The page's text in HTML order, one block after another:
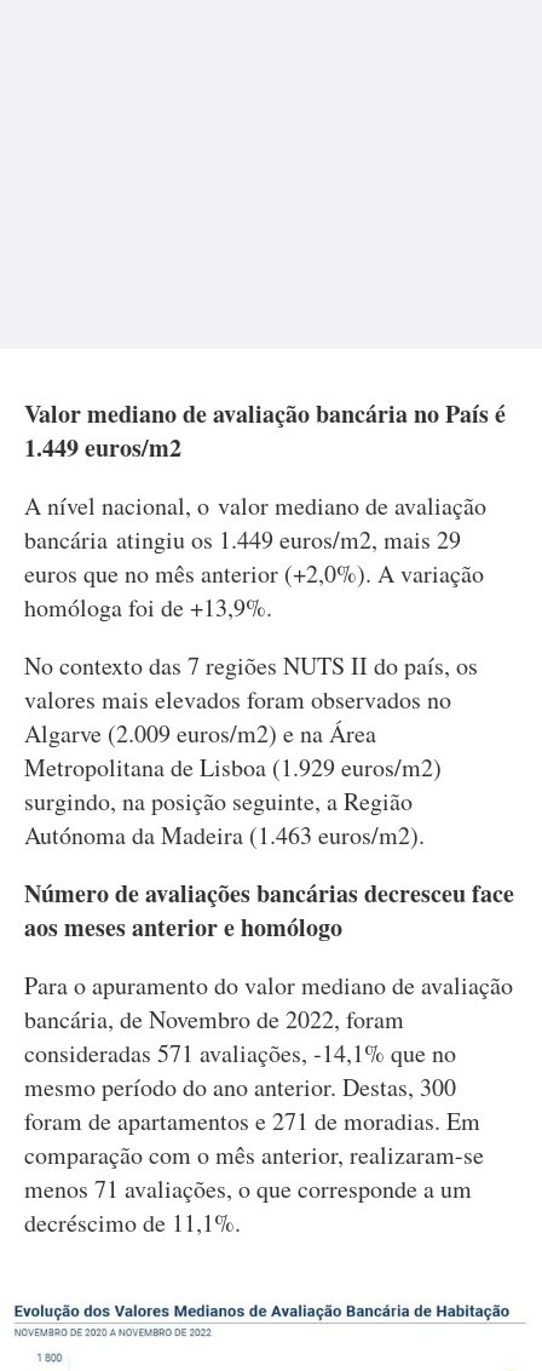
Valor mediano de avaliação bancária no País é
1.449 euros/m2
A nível nacional, o valor mediano de avaliação
bancária atingiu os 1.449 euros/m2, mais 29
euros que no mês anterior (+2,0%). A variação
homóloga foi de +13,9%.
No contexto das 7 regiões NUTS II do país, os
valores mais elevados foram observados no
Algarve (2.009 euros/m2) e na Área
Metropolitana de Lisboa (1.929 euros/m2)
surgindo, na posição seguinte, a Região
Autónoma da Madeira (1.463 euros/m2).
Número de avaliações bancárias decresceu face
aos meses anterior e homólogo
Para o apuramento do valor mediano de avaliação
bancária, de Novembro de 2022, foram
consideradas 571 avaliações, ‑14,1% que no
mesmo período do ano anterior. Destas, 300
foram de apartamentos e 271 de moradias. Em
comparação com o mês anterior, realizaram-se
menos 71 avaliações, o que corresponde a um
decréscimo de 11,1%.